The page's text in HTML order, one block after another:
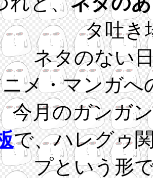
タ吐き
ネタのない
メ・マンガへ
今月のガンガ
で、ハレグゥ
プという形